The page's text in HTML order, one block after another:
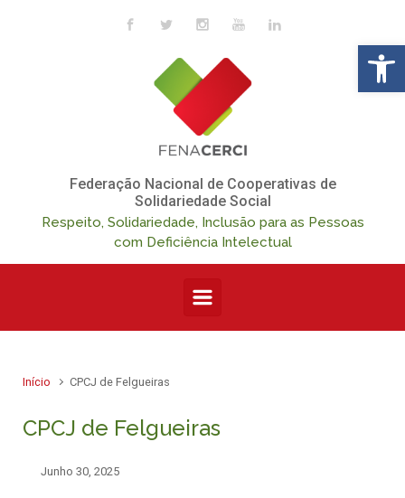
Skip to main content
Federação Nacional de Cooperativas de
Solidariedade Social
Respeito, Solidariedade, Inclusão para as Pessoas
com Deficiência Intelectual
Início CPCJ de Felgueiras
CPCJ de Felgueiras
Junho 30, 2025